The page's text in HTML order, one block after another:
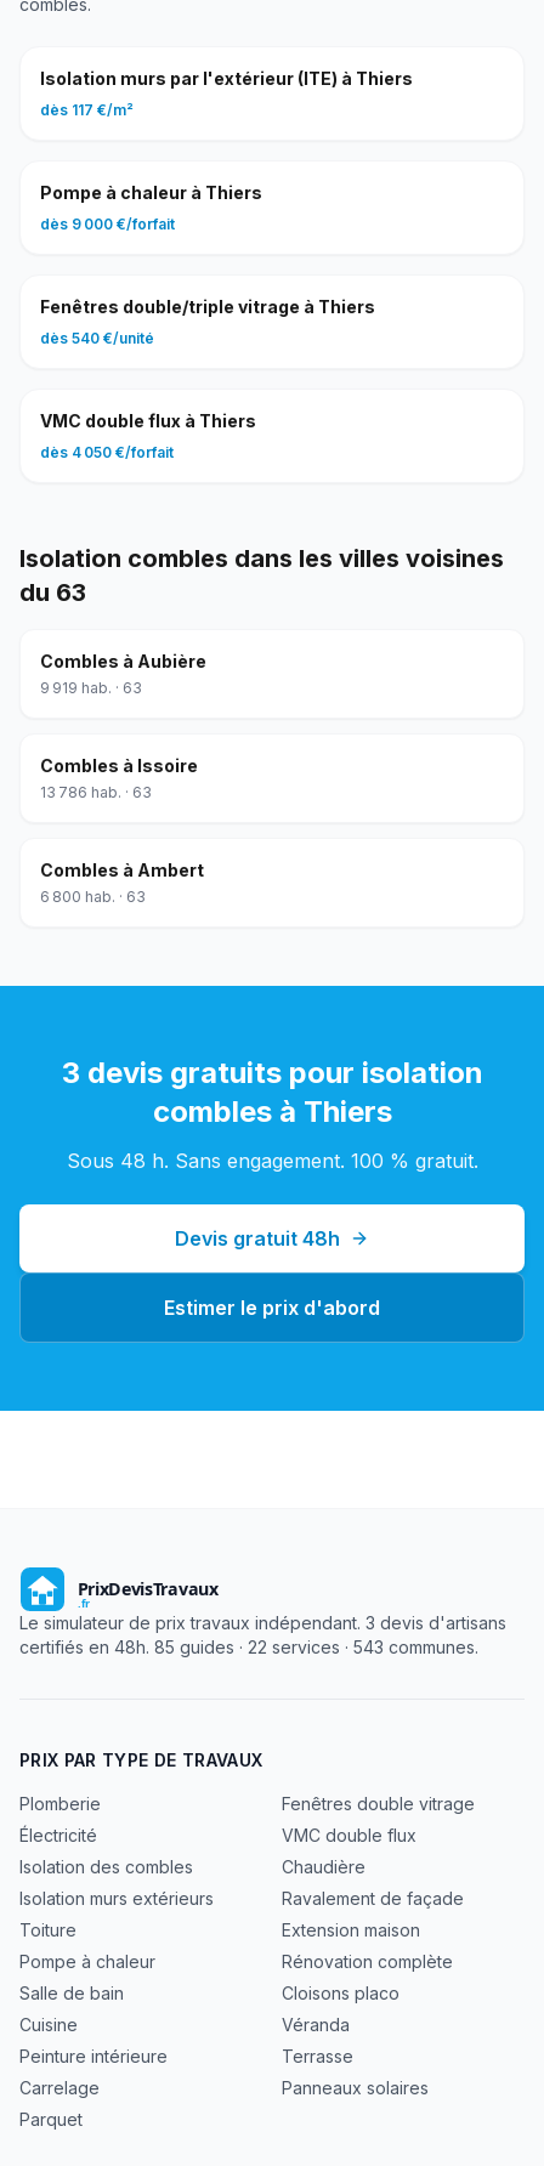
combles.
Isolation murs par l'extérieur (ITE) à Thiers
dès 117 €/m²
Pompe à chaleur à Thiers
dès 9 000 €/forfait
Fenêtres double/triple vitrage à Thiers
dès 540 €/unité
VMC double flux à Thiers
dès 4 050 €/forfait
Isolation combles dans les villes voisines
du 63
Combles à Aubière
9 919 hab. · 63
Combles à Issoire
13 786 hab. · 63
Combles à Ambert
6 800 hab. · 63
3 devis gratuits pour isolation
comblesà Thiers
Sous 48 h. Sans engagement. 100 % gratuit.
Devis gratuit 48h
Estimer le prix d'abord
Le simulateur de prix travaux indépendant. 3 devis d'artisans
certifiés en 48h. 85 guides · 22 services · 543 communes.
PRIX PAR TYPE DE TRAVAUX
Plomberie
Électricité
Isolation des combles
Isolation murs extérieurs
Toiture
Pompe à chaleur
Salle de bain
Cuisine
Peinture intérieure
Carrelage
Parquet
Fenêtres double vitrage
VMC double flux
Chaudière
Ravalement de façade
Extension maison
Rénovation complète
Cloisons placo
Véranda
Terrasse
Panneaux solaires